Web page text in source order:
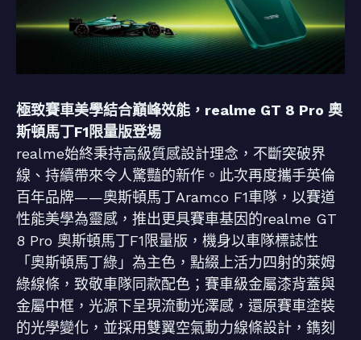
極致賽車美學結合巔峰效能，realme GT 8 Pro 奧
斯頓馬丁F1限量版登場
realme始終秉持高級質感設計理念，不斷突破界
線、持續帶來令人驚豔的新作。此次再度攜手英倫
百年品牌——奧斯頓馬丁Aramco F1車隊，以賽道
性能美學為靈感，推出更具賽車基因的realme GT
8 Pro 奧斯頓馬丁F1限量版，機身以車隊標誌性
「奧斯頓馬丁綠」為主色，點綴上活力四射的萊姆
綠線條，致敬車隊同款配色；賽車級金屬漆背蓋與
金屬中框，光源下呈現流動光澤感，還原賽車塗裝
的光學變化，並採用雙翼空氣動力線條設計，鐫刻